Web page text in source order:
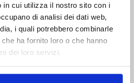
in cui utilizza il nostro sito con i
di analisi dei dati web,
i quali potrebbero combinarle
ha fornito loro o che hanno
dei loro servizi.